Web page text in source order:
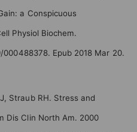
a Conspicuous
Physiol Biochem.
000488378. Epub 2018 Mar 20.
Straub RH. Stress and
Dis Clin North Am. 2000